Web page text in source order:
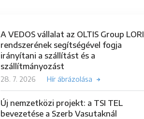
A VEDOS vállalat az OLTIS Group LORI
rendszerének segítségével fogja
irányítani a szállítást és a
szállítmányozást
28. 7. 2026 Hír ábrázolása
Új nemzetközi projekt: a TSI TEL
bevezetése a Szerb Vasutaknál